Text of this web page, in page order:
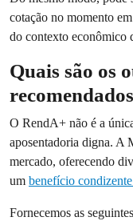
cotação no momento
do contexto econômico
Quais são os
O RendA+ não é a
aposentadoria digna. A
mercado, oferecendo
um benefício
Fornecemos as